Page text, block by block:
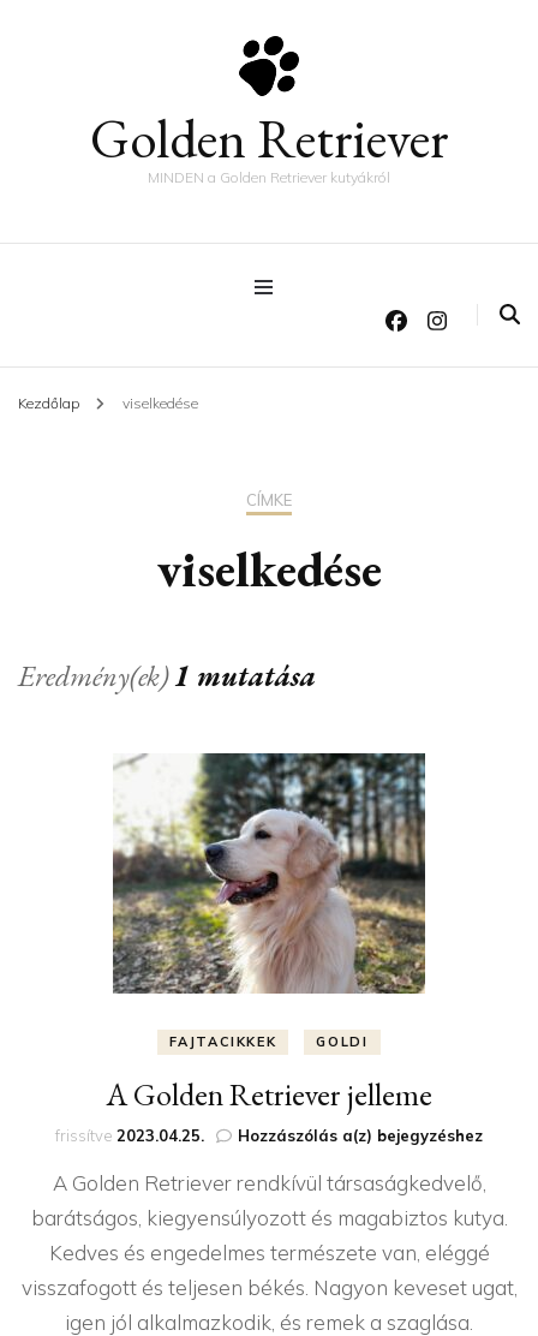
Golden Retriever
MINDEN a Golden Retriever kutyákról
Kezdőlap viselkedése
CÍMKE
viselkedése
Eredmény(ek)1 mutatása
FAJTACIKKEK GOLDI
A Golden Retriever jelleme
frissítve 2023.04.25. Hozzászólás a(z) A
Retriever
jelleme
bejegyzéshez
A Golden Retriever rendkívül társaságkedvelő,
barátságos, kiegyensúlyozott és magabiztos kutya.
Kedves és engedelmes természete van, eléggé
visszafogott és teljesen békés. Nagyon keveset ugat,
igen jól alkalmazkodik, és remek a szaglása.